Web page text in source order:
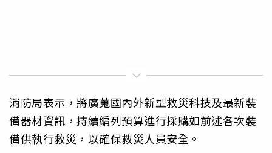
消防局表示，將廣蒐國內外新型救災科技及最新裝
備器材資訊，持續編列預算進行採購如前述各次裝
備供執行救災，以確保救災人員安全。